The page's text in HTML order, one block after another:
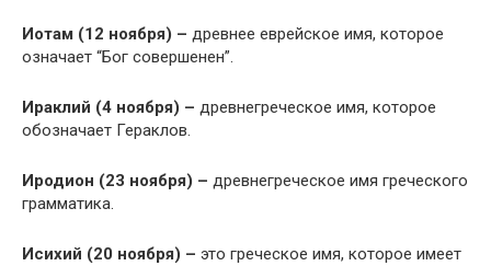
Иотам (12 ноября) – древнее еврейское имя, которое
означает “Бог совершенен”.
Ираклий (4 ноября) – древнегреческое имя, которое
обозначает Гераклов.
Иродион (23 ноября) – древнегреческое имя греческого
грамматика.
Исихий (20 ноября) – это греческое имя, которое имеет